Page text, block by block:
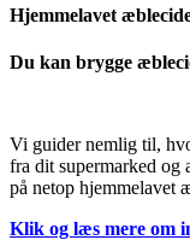
Hjemmelavet
Du kan brygge
Vi guider nemlig til,
fra dit supermarked og
på netop hjemmelavet
Klik og læs mere om